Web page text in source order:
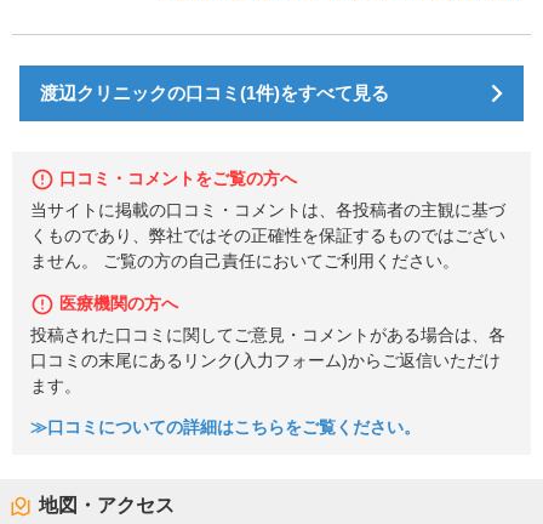
渡辺クリニックの口コミ(1件)をすべて見る
口コミ・コメントをご覧の方へ
当サイトに掲載の口コミ・コメントは、各投稿者の主観に基づ
くものであり、弊社ではその正確性を保証するものではござい
ません。 ご覧の方の自己責任においてご利用ください。
医療機関の方へ
投稿された口コミに関してご意見・コメントがある場合は、各
口コミの末尾にあるリンク(入力フォーム)からご返信いただけ
ます。
≫口コミについての詳細はこちらをご覧ください。
地図・アクセス